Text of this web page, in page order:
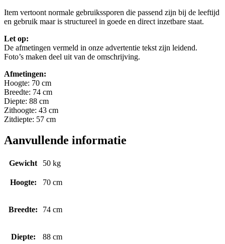
Item vertoont normale gebruikssporen die passend zijn bij de leeftijd
en gebruik maar is structureel in goede en direct inzetbare staat.
Let op:
De afmetingen vermeld in onze advertentie tekst zijn leidend.
Foto’s maken deel uit van de omschrijving.
Afmetingen:
Hoogte: 70 cm
Breedte: 74 cm
Diepte: 88 cm
Zithoogte: 43 cm
Zitdiepte: 57 cm
Aanvullende informatie
Gewicht 50 kg
Hoogte: 70 cm
Breedte: 74 cm
Diepte: 88 cm